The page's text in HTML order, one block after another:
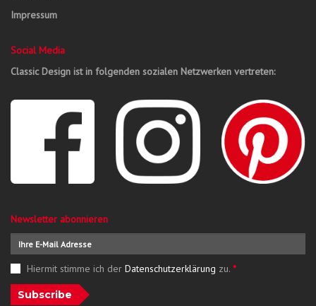
Impressum
Social Media
Classic Design ist in folgenden sozialen Netzwerken vertreten:
Newsletter abonnieren
Hiermit stimme ich der Datenschutzerklärung zu. *
Subscribe